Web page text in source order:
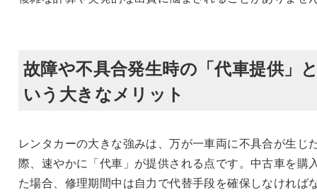
故障や不具合発生時の「代車提供」
いう大きなメリット
レンタカーの大きな強みは、万が一車両に不具合が生じ
際、速やかに「代車」が提供される点です。中古車を購
た場合、修理期間中は自力で代替手段を確保しなければ